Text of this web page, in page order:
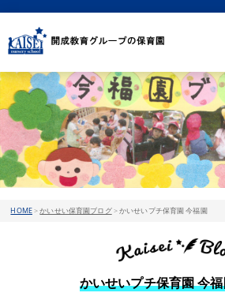
HOME>かいせい保育園ブログ>かいせいプチ保育園 今福園
かいせいプチ保育園 今